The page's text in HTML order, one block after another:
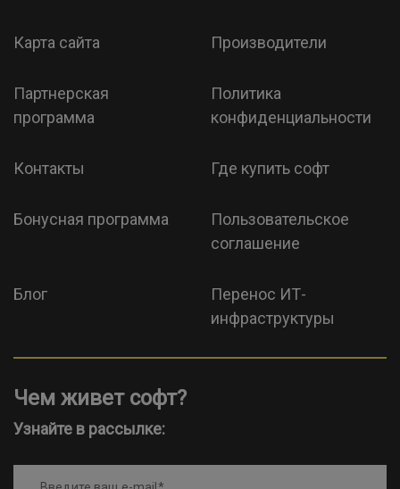
Карта сайта Производители
Партнерская
программа
Политика
конфиденциальности
Контакты Где купить софт
Бонусная программа
Пользовательское
соглашение
Блог
Перенос ИТ-
инфраструктуры
Чем живет софт?
Узнайте в рассылке: